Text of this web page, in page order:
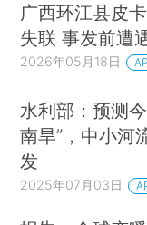
广西环江县皮
失联 事发前遭
2026年05月18日
水利部：预测
南旱”，中小河
发
2025年07月03日